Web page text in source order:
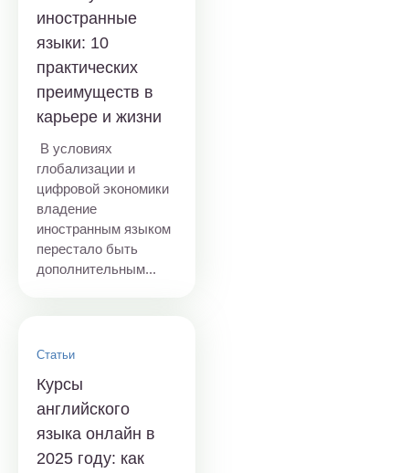
иностранные
языки: 10
практических
преимуществ в
карьере и жизни
В условиях
глобализации и
цифровой экономики
владение
иностранным языком
перестало быть
дополнительным...
Статьи
Курсы
английского
языка онлайн в
2025 году: как